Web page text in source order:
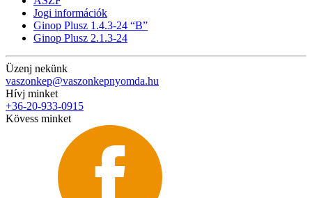
Jogi információk
Ginop Plusz 1.4.3-24 “B”
Ginop Plusz 2.1.3-24
Üzenj nekünk
vaszonkep@vaszonkepnyomda.hu
Hívj minket
+36-20-933-0915
Kövess minket